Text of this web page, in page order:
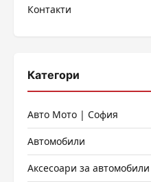
Контакти
Категори
Авто Мото | София
Автомобили
Аксесоари за автомобили